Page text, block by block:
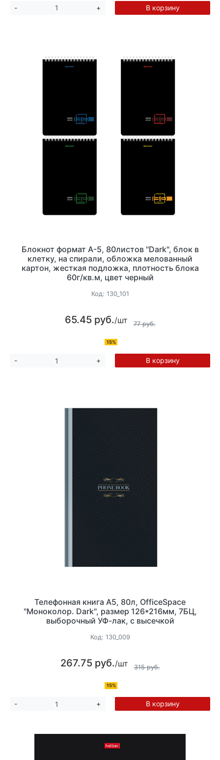
- + В корзину
Блокнот формат А-5, 80листов "Dark", блок в
клетку, на спирали, обложка мелованный
картон, жесткая подложка, плотность блока
60г/кв.м, цвет черный
Код: 130_101
65.45 руб./шт 77 руб.
15%
- + В корзину
Телефонная книга А5, 80л, OfficeSpace
"Моноколор. Dark", размер 126*216мм, 7БЦ,
выборочный УФ-лак, с высечкой
Код: 130_009
267.75 руб./шт 315 руб.
15%
- + В корзину